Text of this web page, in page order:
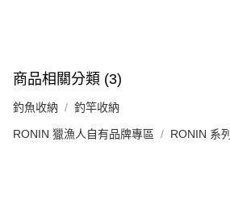
商品相關分類 (3)
釣魚收納 釣竿收納
RONIN 獵漁人自有品牌專區 RONIN 系列